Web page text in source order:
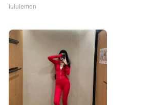
lululemon